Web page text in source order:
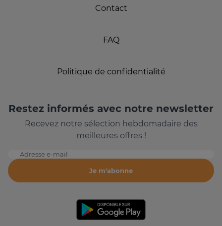
Contact
FAQ
Politique de confidentialité
Restez informés avec notre newsletter
Recevez notre sélection hebdomadaire des
meilleures offres !
Adresse e-mail
Je m'abonne